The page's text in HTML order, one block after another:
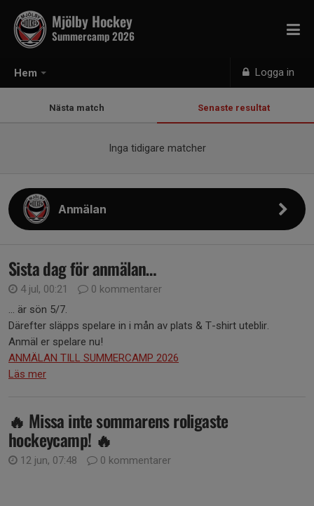
Hem Logga in
Mjölby Hockey
Summercamp 2026
Nästa match Senaste resultat
Inga tidigare matcher
Anmälan
Sista dag för anmälan…
4 jul, 00:21
0 kommentarer
… är sön 5/7.
Därefter släpps spelare in i mån av plats & T-shirt uteblir.
Anmäl er spelare nu!
ANMÄLAN TILL SUMMERCAMP 2026
Läs mer
🔥 Missa inte sommarens roligaste
hockeycamp! 🔥
12 jun, 07:48 0 kommentarer